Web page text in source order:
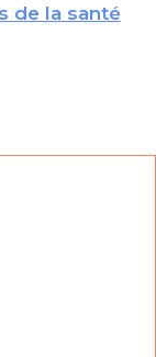
de la santé